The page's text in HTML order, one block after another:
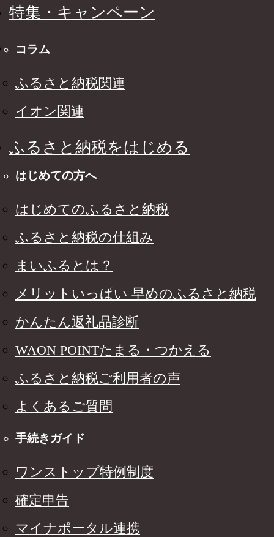
特集・キャンペーン
コラム
ふるさと納税関連
イオン関連
ふるさと納税をはじめる
はじめての方へ
はじめてのふるさと納税
ふるさと納税の仕組み
まいふるとは？
メリットいっぱい 早めのふるさと納税
かんたん返礼品診断
WAON POINTたまる・つかえる
ふるさと納税ご利用者の声
よくあるご質問
手続きガイド
ワンストップ特例制度
確定申告
マイナポータル連携